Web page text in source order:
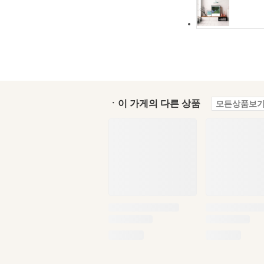
ㆍ이 가게의 다른 상품 모든상품보